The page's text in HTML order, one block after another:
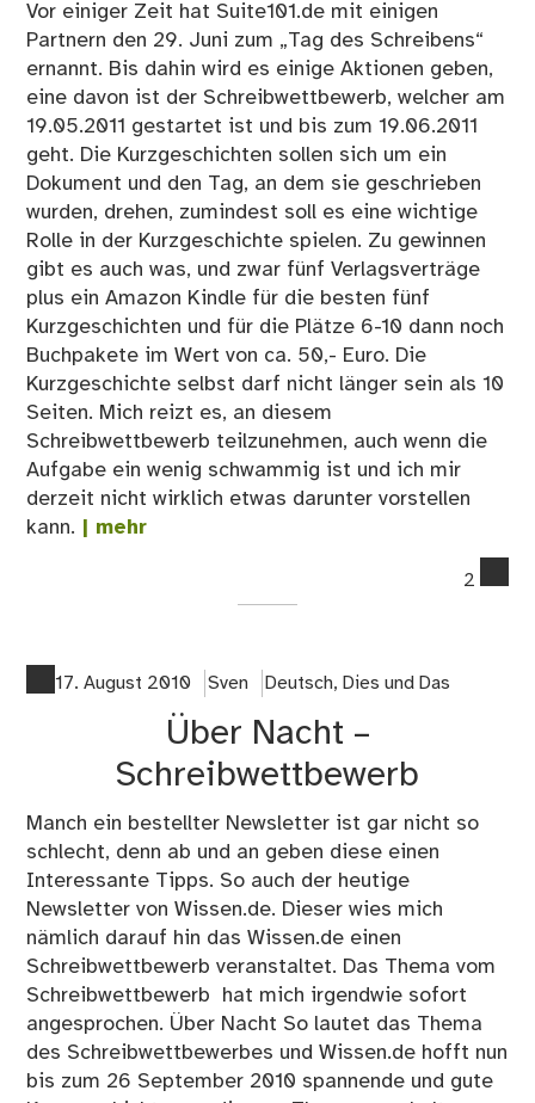
Vor einiger Zeit hat Suite101.de mit einigen
Partnern den 29. Juni zum „Tag des Schreibens“
ernannt. Bis dahin wird es einige Aktionen geben,
eine davon ist der Schreibwettbewerb, welcher am
19.05.2011 gestartet ist und bis zum 19.06.2011
geht. Die Kurzgeschichten sollen sich um ein
Dokument und den Tag, an dem sie geschrieben
wurden, drehen, zumindest soll es eine wichtige
Rolle in der Kurzgeschichte spielen. Zu gewinnen
gibt es auch was, und zwar fünf Verlagsverträge
plus ein Amazon Kindle für die besten fünf
Kurzgeschichten und für die Plätze 6-10 dann noch
Buchpakete im Wert von ca. 50,- Euro. Die
Kurzgeschichte selbst darf nicht länger sein als 10
Seiten. Mich reizt es, an diesem
Schreibwettbewerb teilzunehmen, auch wenn die
Aufgabe ein wenig schwammig ist und ich mir
derzeit nicht wirklich etwas darunter vorstellen
kann. | mehr
2
17. August 2010 Sven Deutsch, Dies und Das
Über Nacht –
Schreibwettbewerb
Manch ein bestellter Newsletter ist gar nicht so
schlecht, denn ab und an geben diese einen
Interessante Tipps. So auch der heutige
Newsletter von Wissen.de. Dieser wies mich
nämlich darauf hin das Wissen.de einen
Schreibwettbewerb veranstaltet. Das Thema vom
Schreibwettbewerb hat mich irgendwie sofort
angesprochen. Über Nacht So lautet das Thema
des Schreibwettbewerbes und Wissen.de hofft nun
bis zum 26 September 2010 spannende und gute